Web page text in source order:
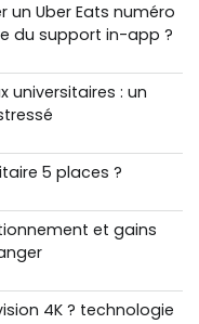
un Uber Eats numéro
du support in-app ?
universitaires : un
5 places ?
et gains
4K ? technologie